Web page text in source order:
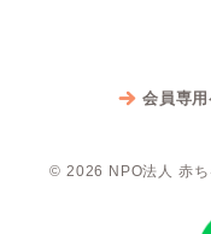
会員専
© 2026 NPO法人 赤